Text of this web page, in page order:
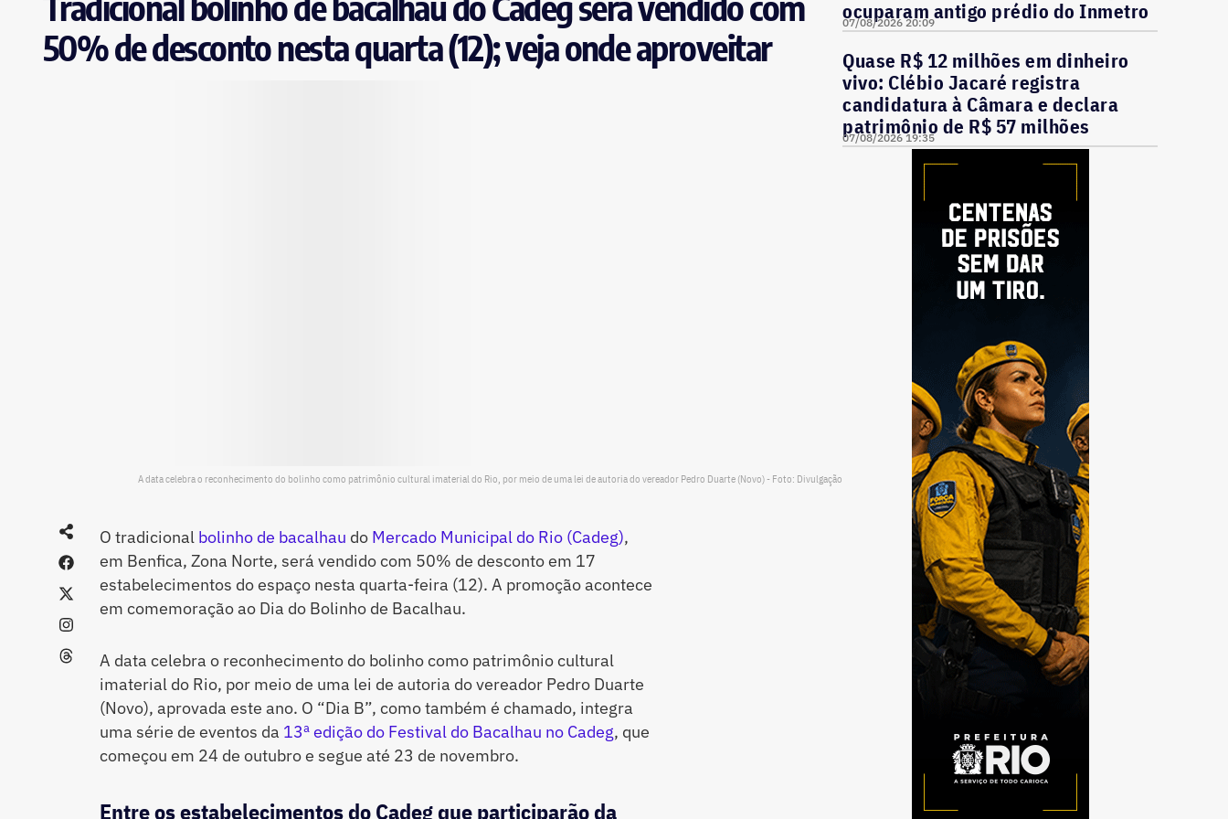
50% de desconto nesta quarta (12); veja onde aproveitar
A data celebra o reconhecimento do bolinho como patrimônio cultural imaterial do Rio, por meio de uma lei de autoria do vereador Pedro Duarte (Novo) - Foto: Divulgação
O tradicional bolinho de bacalhau do Mercado Municipal do Rio (Cadeg),
em Benfica, Zona Norte, será vendido com 50% de desconto em 17
estabelecimentos do espaço nesta quarta-feira (12). A promoção acontece
em comemoração ao Dia do Bolinho de Bacalhau.
A data celebra o reconhecimento do bolinho como patrimônio cultural
imaterial do Rio, por meio de uma lei de autoria do vereador Pedro Duarte
(Novo), aprovada este ano. O “Dia B”, como também é chamado, integra
uma série de eventos da 13ª edição do Festival do Bacalhau no Cadeg, que
começou em 24 de outubro e segue até 23 de novembro.
Entre os estabelecimentos do Cadeg que participarão da
ocuparam antigo prédio do Inmetro
07/08/2026 20:09
Quase R$ 12 milhões em dinheiro
vivo: Clébio Jacaré registra
candidatura à Câmara e declara
patrimônio de R$ 57 milhões
07/08/2026 19:35